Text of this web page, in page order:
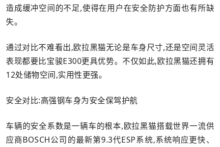
造成缓冲空间的不足,使得在用户在安全防护方面也有所缺
失。
通过对比不难看出,欧拉黑猫无论是车身尺寸,还是空间灵活
表现都要比宝骏E300更具优势。不仅如此,欧拉黑猫还拥有
12处储物空间,实用性更强。
安全对比:高强钢车身为安全保驾护航
车辆的安全系数是一辆车的根本,欧拉黑猫搭载世界一流供
应商BOSCH公司的最新第9.3代ESP系统,系统响应更快、